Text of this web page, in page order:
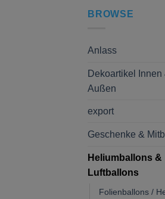
BROWSE
Anlass
Dekoartikel Innen
Außen
export
Geschenke &
Heliumballons &
Luftballons
Folienballons /